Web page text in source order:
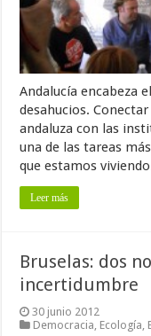
Andalucía encabeza
desahucios.
andaluza con las
una de las tareas
que estamos
Leer más
Bruselas: dos
incertidumbre
30 junio 2012
Democracia Ecología